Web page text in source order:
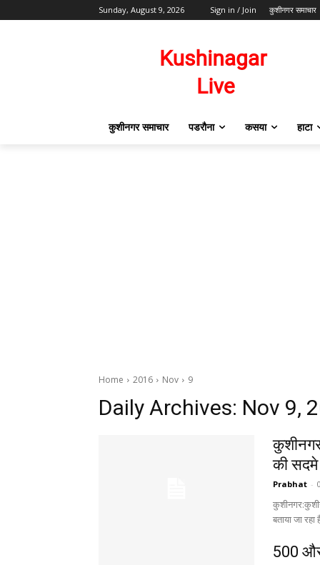
Sunday, August 9, 2026 Sign in / Join कुशीनगर समाचार
कुशीनगर समाचार पडरौना कसया हाटा
Home 2016 Nov 9
Daily Archives: Nov 9,
की
Prabhat -
बताया जा रहा
₹500